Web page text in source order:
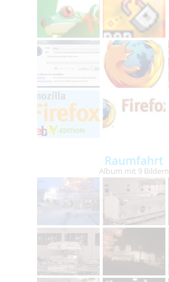
Raumfahrt
Album mit 9 Bildern